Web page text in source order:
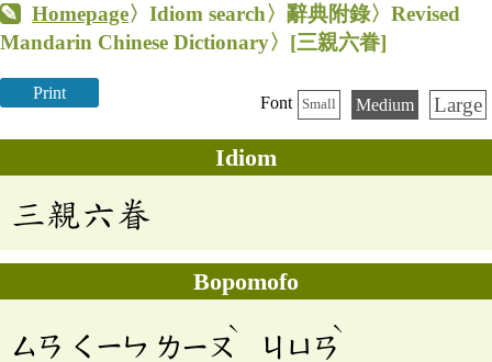
Homepage〉Idiom search〉辭典附錄〉Revised
Mandarin Chinese Dictionary〉 [三親六眷]
Print
Font Small Medium Large
Idiom
三親六眷
Bopomofo
ㄙㄢ ㄑㄧㄣ ㄌㄧㄡ
ˋ
ㄐㄩㄢ
ˋ